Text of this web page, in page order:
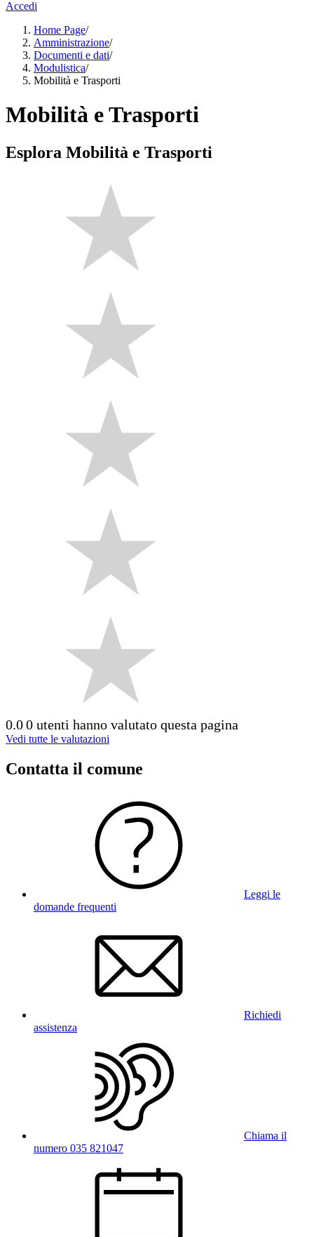
Accedi
Home Page/
Amministrazione/
Documenti e dati/
Modulistica/
Mobilità e Trasporti
Mobilità e Trasporti
Esplora Mobilità e Trasporti
0.00 utenti hanno valutato questa pagina
Vedi tutte le valutazioni
Contatta il comune
Leggi le
domande frequenti
Richiedi
assistenza
Chiama il
numero 035 821047